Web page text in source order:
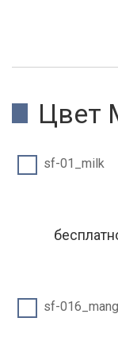
Цвет
sf-01_milk
sf-